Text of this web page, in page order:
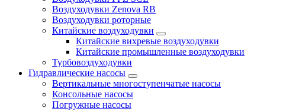
Воздуходувки Zenova RB
Воздуходувки роторные
Китайские воздуходувки
Китайские вихревые воздуходувки
Китайские промышленные воздуходувки
Турбовоздуходувки
Гидравлические насосы
Вертикальные многоступенчатые насосы
Консольные насосы
Погружные насосы